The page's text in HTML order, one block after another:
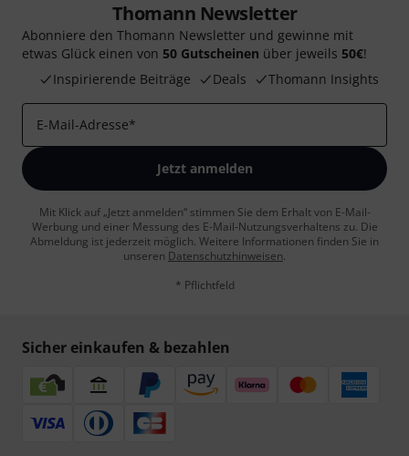
Thomann Newsletter
Abonniere den Thomann Newsletter und gewinne mit
etwas Glück einen von 50 Gutscheinen über jeweils 50€!
Inspirierende Beiträge
Deals Thomann Insights
E-Mail-Adresse*
Jetzt anmelden
Mit Klick auf „Jetzt anmelden“ stimmen Sie dem Erhalt von E-Mail-
Werbung und einer Messung des E-Mail-Nutzungsverhaltens zu. Die
Abmeldung ist jederzeit möglich. Weitere Informationen finden Sie in
unseren Datenschutzhinweisen.
* Pflichtfeld
Sicher einkaufen & bezahlen